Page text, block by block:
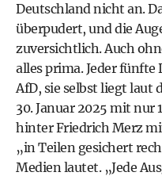
Deutschland nicht an.
überpudert, und die
zuversichtlich. Auch
alles prima. Jeder fünfte
AfD, sie selbst liegt laut
30. Januar 2025 mit nur
hinter Friedrich Merz
„in Teilen gesichert
Medien lautet. „Jede